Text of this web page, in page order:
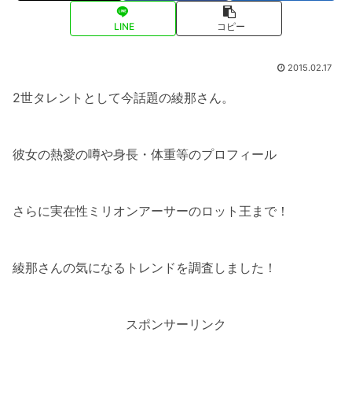
LINE コピー
2015.02.17
2世タレントとして今話題の綾那さん。
彼女の熱愛の噂や身長・体重等のプロフィール
さらに実在性ミリオンアーサーのロット王まで！
綾那さんの気になるトレンドを調査しました！
スポンサーリンク